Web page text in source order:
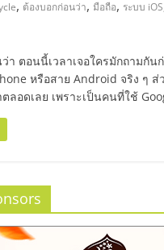
, ต้องบอกก่อนว่า,มือถือ, ระบบ iOS
า ตอนนี้เวลาเจอใครมักถามกั
หรือสาย Android จริง ๆ ส่
ลอดเลย เพราะเป็นคนที่ใช้